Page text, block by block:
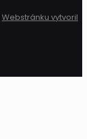
Webstránku vytvoril